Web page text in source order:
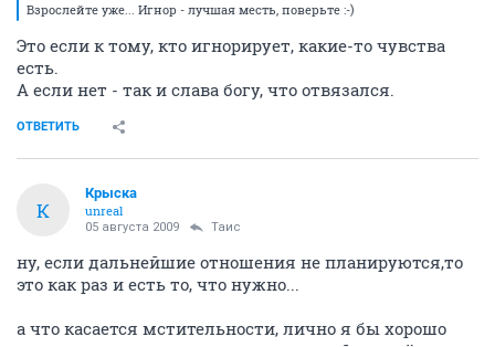
Взрослейте уже... Игнор - лучшая месть, поверьте :-)
Это если к тому, кто игнорирует, какие-то чувства
есть.
А если нет - так и слава богу, что отвязался.
ОТВЕТИТЬ
К
Крыска
unreal
05 августа 2009 Таис
ну, если дальнейшие отношения не планируются,то
это как раз и есть то, что нужно...
а что касается мстительности, лично я бы хорошо